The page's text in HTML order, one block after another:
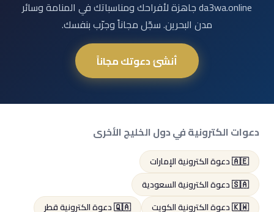
da3wa.online جاهزة لأفراحك ومناسباتك في المنامة وسائر
مدن البحرين. سجّل مجاناً وجرّب بنفسك.
أنشئ دعوتك مجاناً
دعوات الكترونية في دول الخليج الأخرى
🇦🇪 دعوة الكترونية الإمارات
🇸🇦 دعوة الكترونية السعودية
🇰🇼 دعوة الكترونية الكويت
🇶🇦 دعوة الكترونية قطر